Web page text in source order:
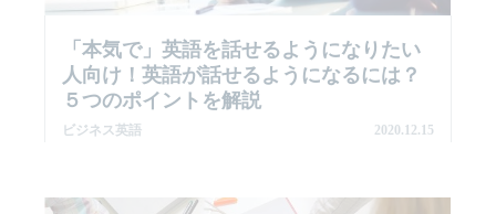
「本気で」英語を話せるようになりたい
人向け！英語が話せるようになるには？
５つのポイントを解説
ビジネス英語 2020.12.15